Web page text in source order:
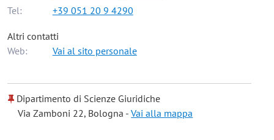
Tel:
+39 051 20 9 4290
Altri contatti
Web:
Vai al sito personale
Dipartimento di Scienze Giuridiche
Via Zamboni 22, Bologna -Vai alla mappa